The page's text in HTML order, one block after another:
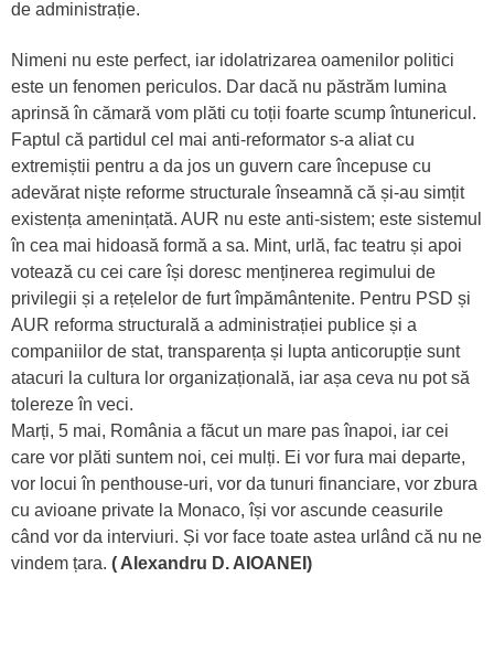
de administrație.
Nimeni nu este perfect, iar idolatrizarea oamenilor politici
este un fenomen periculos. Dar dacă nu păstrăm lumina
aprinsă în cămară vom plăti cu toții foarte scump întunericul.
Faptul că partidul cel mai anti-reformator s-a aliat cu
extremiștii pentru a da jos un guvern care începuse cu
adevărat niște reforme structurale înseamnă că și-au simțit
existența amenințată. AUR nu este anti-sistem; este sistemul
în cea mai hidoasă formă a sa. Mint, urlă, fac teatru și apoi
votează cu cei care își doresc menținerea regimului de
privilegii și a rețelelor de furt împământenite. Pentru PSD și
AUR reforma structurală a administrației publice și a
companiilor de stat, transparența și lupta anticorupție sunt
atacuri la cultura lor organizațională, iar așa ceva nu pot să
tolereze în veci.
Marți, 5 mai, România a făcut un mare pas înapoi, iar cei
care vor plăti suntem noi, cei mulți. Ei vor fura mai departe,
vor locui în penthouse-uri, vor da tunuri financiare, vor zbura
cu avioane private la Monaco, își vor ascunde ceasurile
când vor da interviuri. Și vor face toate astea urlând că nu ne
vindem țara. ( Alexandru D. AIOANEI)